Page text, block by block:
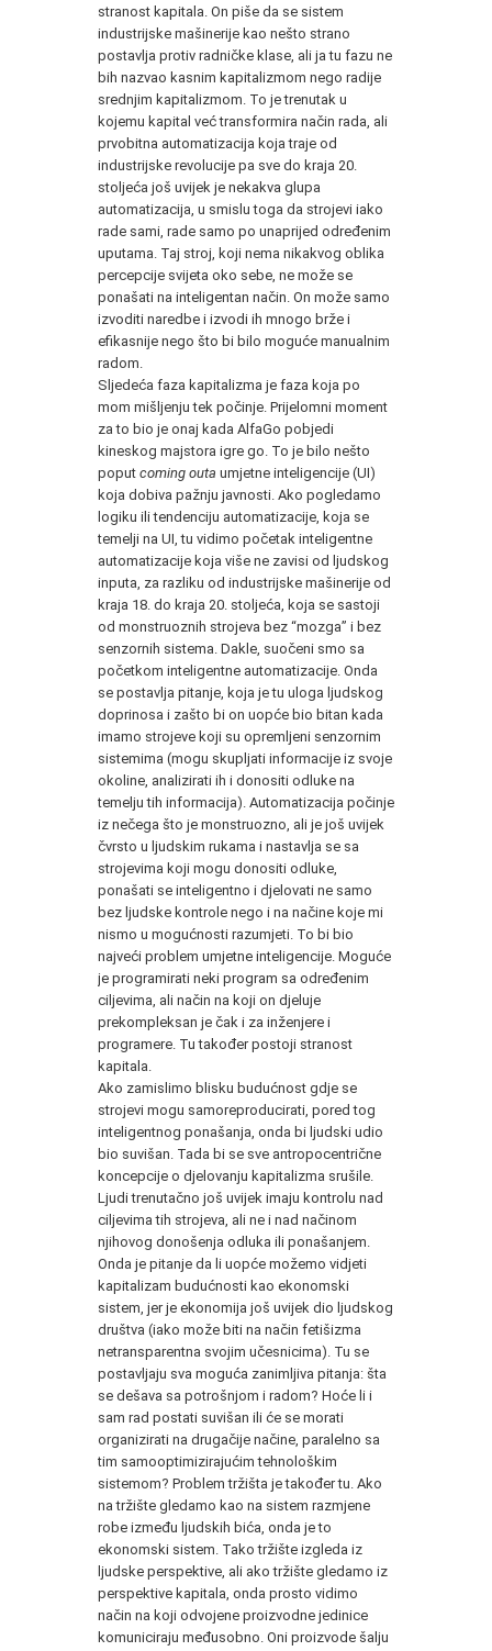
stranost kapitala. On piše da se sistem
industrijske mašinerije kao nešto strano
postavlja protiv radničke klase, ali ja tu fazu ne
bih nazvao kasnim kapitalizmom nego radije
srednjim kapitalizmom. To je trenutak u
kojemu kapital već transformira način rada, ali
prvobitna automatizacija koja traje od
industrijske revolucije pa sve do kraja 20.
stoljeća još uvijek je nekakva glupa
automatizacija, u smislu toga da strojevi iako
rade sami, rade samo po unaprijed određenim
uputama. Taj stroj, koji nema nikakvog oblika
percepcije svijeta oko sebe, ne može se
ponašati na inteligentan način. On može samo
izvoditi naredbe i izvodi ih mnogo brže i
efikasnije nego što bi bilo moguće manualnim
radom.
Sljedeća faza kapitalizma je faza koja po
mom mišljenju tek počinje. Prijelomni moment
za to bio je onaj kada AlfaGo pobjedi
kineskog majstora igre go. To je bilo nešto
poput coming outa umjetne inteligencije (UI)
koja dobiva pažnju javnosti. Ako pogledamo
logiku ili tendenciju automatizacije, koja se
temelji na UI, tu vidimo početak inteligentne
automatizacije koja više ne zavisi od ljudskog
inputa, za razliku od industrijske mašinerije od
kraja 18. do kraja 20. stoljeća, koja se sastoji
od monstruoznih strojeva bez “mozga” i bez
senzornih sistema. Dakle, suočeni smo sa
početkom inteligentne automatizacije. Onda
se postavlja pitanje, koja je tu uloga ljudskog
doprinosa i zašto bi on uopće bio bitan kada
imamo strojeve koji su opremljeni senzornim
sistemima (mogu skupljati informacije iz svoje
okoline, analizirati ih i donositi odluke na
temelju tih informacija). Automatizacija počinje
iz nečega što je monstruozno, ali je još uvijek
čvrsto u ljudskim rukama i nastavlja se sa
strojevima koji mogu donositi odluke,
ponašati se inteligentno i djelovati ne samo
bez ljudske kontrole nego i na načine koje mi
nismo u mogućnosti razumjeti. To bi bio
najveći problem umjetne inteligencije. Moguće
je programirati neki program sa određenim
ciljevima, ali način na koji on djeluje
prekompleksan je čak i za inženjere i
programere. Tu također postoji stranost
kapitala.
Ako zamislimo blisku budućnost gdje se
strojevi mogu samoreproducirati, pored tog
inteligentnog ponašanja, onda bi ljudski udio
bio suvišan. Tada bi se sve antropocentrične
koncepcije o djelovanju kapitalizma srušile.
Ljudi trenutačno još uvijek imaju kontrolu nad
ciljevima tih strojeva, ali ne i nad načinom
njihovog donošenja odluka ili ponašanjem.
Onda je pitanje da li uopće možemo vidjeti
kapitalizam budućnosti kao ekonomski
sistem, jer je ekonomija još uvijek dio ljudskog
društva (iako može biti na način fetišizma
netransparentna svojim učesnicima). Tu se
postavljaju sva moguća zanimljiva pitanja: šta
se dešava sa potrošnjom i radom? Hoće li i
sam rad postati suvišan ili će se morati
organizirati na drugačije načine, paralelno sa
tim samooptimizirajućim tehnološkim
sistemom? Problem tržišta je također tu. Ako
na tržište gledamo kao na sistem razmjene
robe između ljudskih bića, onda je to
ekonomski sistem. Tako tržište izgleda iz
ljudske perspektive, ali ako tržište gledamo iz
perspektive kapitala, onda prosto vidimo
način na koji odvojene proizvodne jedinice
komuniciraju međusobno. Oni proizvode šalju